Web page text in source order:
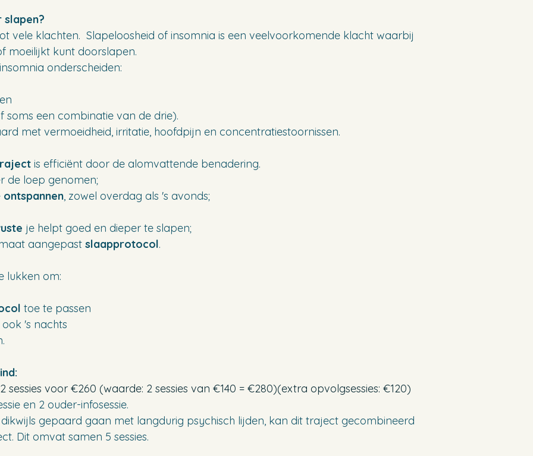
vele klachten. Slapeloosheid of insomnia is een veelvoorkomende klacht waarbij
moeilijkt kunt doorslapen.
onderscheiden:
een combinatie van de drie).
met vermoeidheid, irritatie, hoofdpijn en concentratiestoornissen.
is efficiënt door de alomvattende benadering.
de loep genomen;
ontspannen, zowel overdag als 's avonds;
je helpt goed en dieper te slapen;
aangepast slaapprotocol.
lukken om:
toe te passen
ook 's nachts
sessies voor €260 (waarde: 2 sessies van €140 = €280)(extra opvolgsessies: €120)
en 2 ouder-infosessie.
gepaard gaan met langdurig psychisch lijden, kan dit traject gecombineerd
Dit omvat samen 5 sessies.